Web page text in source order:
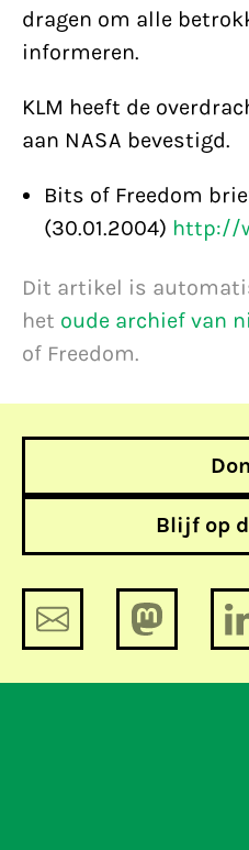
dragen om alle
informeren.
KLM heeft de
aan NASA bevestigd.
Bits of Freedom
(30.01.2004) http://
Dit artikel is
het oude archief van
of Freedom.
Blijf op